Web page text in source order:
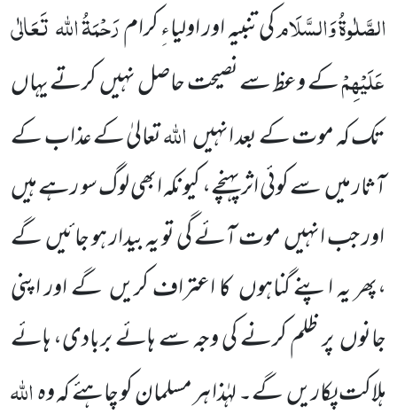
الصَّلٰوۃُ وَالسَّلَامکی تنبیہ اور اولیاءِ کرامرَحْمَۃُ اللہتَعَالٰی
عَلَیْہِمْکے وعظ سے نصیحت حاصل نہیںکرتے یہاں
تک کہ موت کے بعد انہیںاللہتعالیٰ کے عذاب کے
آثار میںسے کوئی اثر پہنچے، کیونکہ ابھی لوگ سو رہےہیں
اور جب انہیںموت آئے گی تو یہ بیدار ہو جائیںگے
،پھر یہ اپنے گناہوںکا اعتراف کریںگے اور اپنی
جانوںپر ظلم کرنے کی وجہ سے ہائے بربادی، ہائے
ہلاکت پکاریںگے۔ لہٰذا ہر مسلمان کو چاہئے کہ وہاللہ